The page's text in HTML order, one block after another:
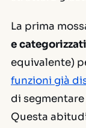
La prima
e categorizzati
equivalente)
funzioni già
di
Questa